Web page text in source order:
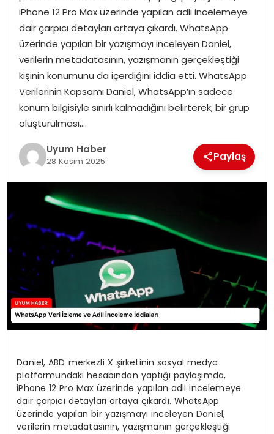
TEKNOLOJI
SAĞLIK
MAGAZIN
YAŞAM
iPhone 12 Pro Max üzerinde yapılan adli incelemeye
dair çarpıcı detayları ortaya çıkardı. WhatsApp
üzerinde yapılan bir yazışmayı inceleyen Daniel,
verilerin metadatasının, yazışmanın gerçekleştiği
kişinin konumunu da içerdiğini iddia etti. WhatsApp
Verilerinin Kapsamı Daniel, WhatsApp’ın sadece
konum bilgisiyle sınırlı kalmadığını belirterek, bir grup
oluşturulması,…
Uyum Haber
28 Kasım 2025 Paylaş
Daniel, ABD merkezli X şirketinin sosyal medya
platformundaki hesabından yaptığı paylaşımda,
iPhone 12 Pro Max üzerinde yapılan adli incelemeye
dair çarpıcı detayları ortaya çıkardı. WhatsApp
üzerinde yapılan bir yazışmayı inceleyen Daniel,
verilerin metadatasının, yazışmanın gerçekleştiği